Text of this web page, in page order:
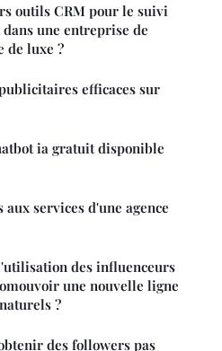
outils CRM pour le suivi
une entreprise de
de luxe ?
efficaces sur
ia gratuit disponible
services d'une agence
des influenceurs
une nouvelle ligne
?
des followers pas